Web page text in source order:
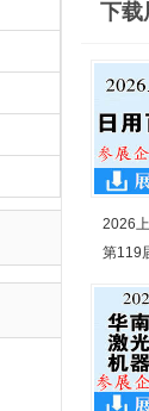
下载
2026
第119